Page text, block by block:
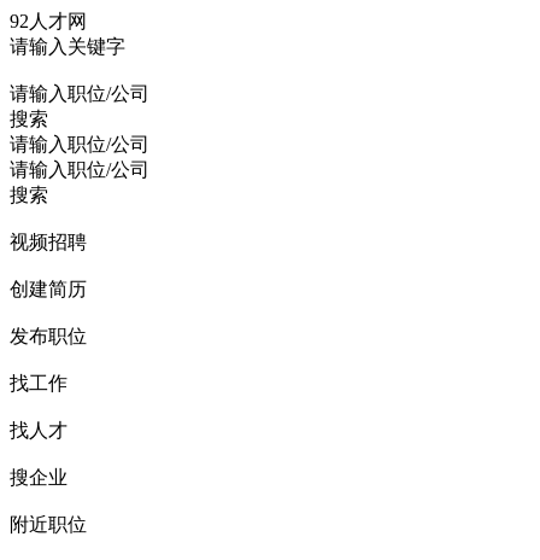
92人才网
请输入关键字
请输入职位/公司
搜索
请输入职位/公司
请输入职位/公司
搜索
视频招聘
创建简历
发布职位
找工作
找人才
搜企业
附近职位